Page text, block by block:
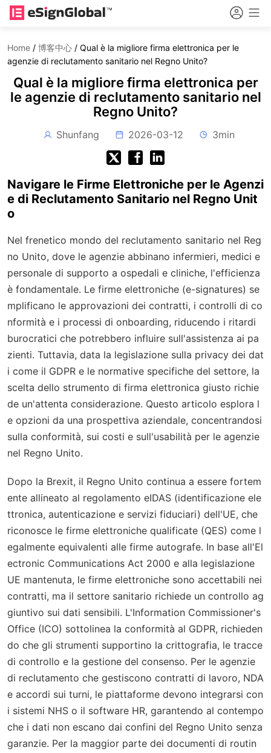
Home / 博客中心 / Qual è la migliore firma elettronica per le
agenzie di reclutamento sanitario nel Regno Unito?
Qual è la migliore firma elettronica per
le agenzie di reclutamento sanitario nel
Regno Unito?
Shunfang 2026-03-12 3min
Navigare le Firme Elettroniche per le Agenzi
e di Reclutamento Sanitario nel Regno Unit
o
Nel frenetico mondo del reclutamento sanitario nel Reg
no Unito, dove le agenzie abbinano infermieri, medici e
personale di supporto a ospedali e cliniche, l'efficienza
è fondamentale. Le firme elettroniche (e-signatures) se
mplificano le approvazioni dei contratti, i controlli di co
nformità e i processi di onboarding, riducendo i ritardi
burocratici che potrebbero influire sull'assistenza ai pa
zienti. Tuttavia, data la legislazione sulla privacy dei dat
i come il GDPR e le normative specifiche del settore, la
scelta dello strumento di firma elettronica giusto richie
de un'attenta considerazione. Questo articolo esplora l
e opzioni da una prospettiva aziendale, concentrandosi
sulla conformità, sui costi e sull'usabilità per le agenzie
nel Regno Unito.
Dopo la Brexit, il Regno Unito continua a essere fortem
ente allineato al regolamento eIDAS (identificazione ele
ttronica, autenticazione e servizi fiduciari) dell'UE, che
riconosce le firme elettroniche qualificate (QES) come l
egalmente equivalenti alle firme autografe. In base all'El
ectronic Communications Act 2000 e alla legislazione
UE mantenuta, le firme elettroniche sono accettabili nei
contratti, ma il settore sanitario richiede un controllo ag
giuntivo sui dati sensibili. L'Information Commissioner's
Office (ICO) sottolinea la conformità al GDPR, richieden
do che gli strumenti supportino la crittografia, le tracce
di controllo e la gestione del consenso. Per le agenzie
di reclutamento che gestiscono contratti di lavoro, NDA
e accordi sui turni, le piattaforme devono integrarsi con
i sistemi NHS o il software HR, garantendo al contempo
che i dati non escano dai confini del Regno Unito senza
garanzie. Per la maggior parte dei documenti di routin